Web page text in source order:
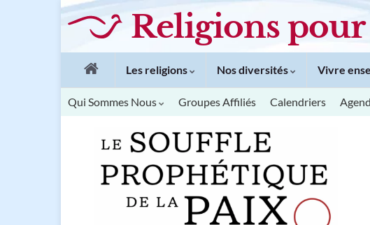
Religions
Les religions Nos diversités Vivre
Qui Sommes Nous Groupes Affiliés Calendriers